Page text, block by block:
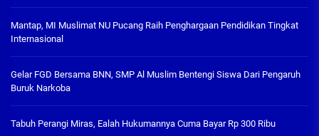
Mantap, MI Muslimat NU Pucang Raih Penghargaan Pendidikan Tingkat
Internasional
Gelar FGD Bersama BNN, SMP Al Muslim Bentengi Siswa Dari Pengaruh
Buruk Narkoba
Tabuh Perangi Miras, Ealah Hukumannya Cuma Bayar Rp 300 Ribu